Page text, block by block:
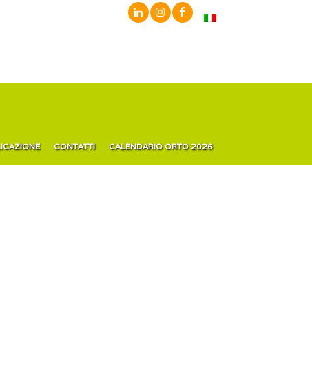
CONTATTI CALENDARIO ORTO 2026